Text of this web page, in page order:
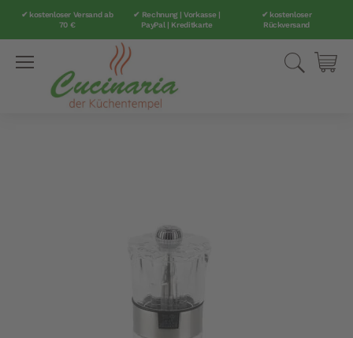
✔ kostenloser Versand ab
70 €
✔ Rechnung | Vorkasse |
PayPal | Kreditkarte
✔ kostenloser
Rückversand
Suche